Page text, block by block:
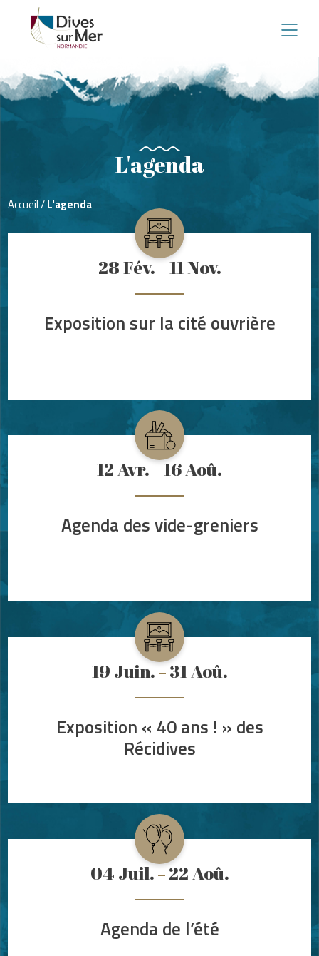
L'agenda
Accueil/L'agenda
28Fév. 11Nov.
Exposition sur la cité ouvrière
12Avr. 16Aoû.
Agenda des vide-greniers
19 Juin. 31Aoû.
Exposition « 40 ans ! » des
Récidives
04 Juil. 22Aoû.
Agenda de l’été